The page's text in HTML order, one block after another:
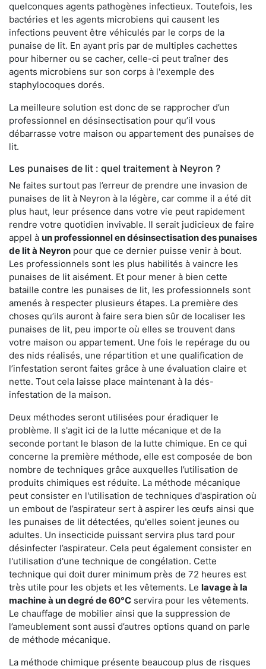
quelconques agents pathogènes infectieux. Toutefois, les
bactéries et les agents microbiens qui causent les
infections peuvent être véhiculés par le corps de la
punaise de lit. En ayant pris par de multiples cachettes
pour hiberner ou se cacher, celle-ci peut traîner des
agents microbiens sur son corps à l'exemple des
staphylocoques dorés.
La meilleure solution est donc de se rapprocher d’un
professionnel en désinsectisation pour qu’il vous
débarrasse votre maison ou appartement des punaises de
lit.
Les punaises de lit : quel traitement à Neyron ?
Ne faites surtout pas l’erreur de prendre une invasion de
punaises de lit à Neyron à la légère, car comme il a été dit
plus haut, leur présence dans votre vie peut rapidement
rendre votre quotidien invivable. Il serait judicieux de faire
appel à un professionnel en désinsectisation des punaises
de lit à Neyron pour que ce dernier puisse venir à bout.
Les professionnels sont les plus habilités à vaincre les
punaises de lit aisément. Et pour mener à bien cette
bataille contre les punaises de lit, les professionnels sont
amenés à respecter plusieurs étapes. La première des
choses qu’ils auront à faire sera bien sûr de localiser les
punaises de lit, peu importe où elles se trouvent dans
votre maison ou appartement. Une fois le repérage du ou
des nids réalisés, une répartition et une qualification de
l’infestation seront faites grâce à une évaluation claire et
nette. Tout cela laisse place maintenant à la dés-
infestation de la maison.
Deux méthodes seront utilisées pour éradiquer le
problème. Il s'agit ici de la lutte mécanique et de la
seconde portant le blason de la lutte chimique. En ce qui
concerne la première méthode, elle est composée de bon
nombre de techniques grâce auxquelles l’utilisation de
produits chimiques est réduite. La méthode mécanique
peut consister en l'utilisation de techniques d'aspiration où
un embout de l’aspirateur sert à aspirer les œufs ainsi que
les punaises de lit détectées, qu'elles soient jeunes ou
adultes. Un insecticide puissant servira plus tard pour
désinfecter l’aspirateur. Cela peut également consister en
l'utilisation d'une technique de congélation. Cette
technique qui doit durer minimum près de 72 heures est
très utile pour les objets et les vêtements. Le lavage à la
machine à un degré de 60°C servira pour les vêtements.
Le chauffage de mobilier ainsi que la suppression de
l’ameublement sont aussi d’autres options quand on parle
de méthode mécanique.
La méthode chimique présente beaucoup plus de risques